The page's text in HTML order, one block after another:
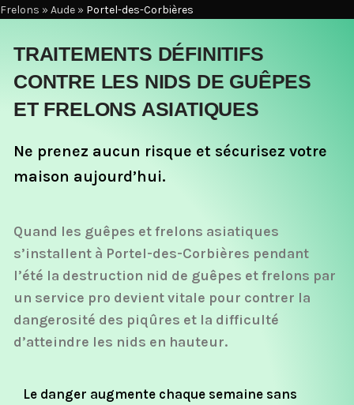
Frelons » Aude » Portel-des-Corbières
TRAITEMENTS DÉFINITIFS
CONTRE LES NIDS DE GUÊPES
ET FRELONS ASIATIQUES
Ne prenez aucun risque et sécurisez votre
maison aujourd’hui.
Quand les guêpes et frelons asiatiques
s’installent à Portel-des-Corbières pendant
l’été la destruction nid de guêpes et frelons par
un service pro devient vitale pour contrer la
dangerosité des piqûres et la difficulté
d’atteindre les nids en hauteur.
Le danger augmente chaque semaine sans